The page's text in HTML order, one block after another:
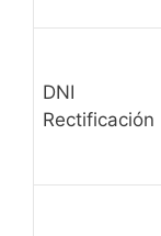
DNI
Rectificación